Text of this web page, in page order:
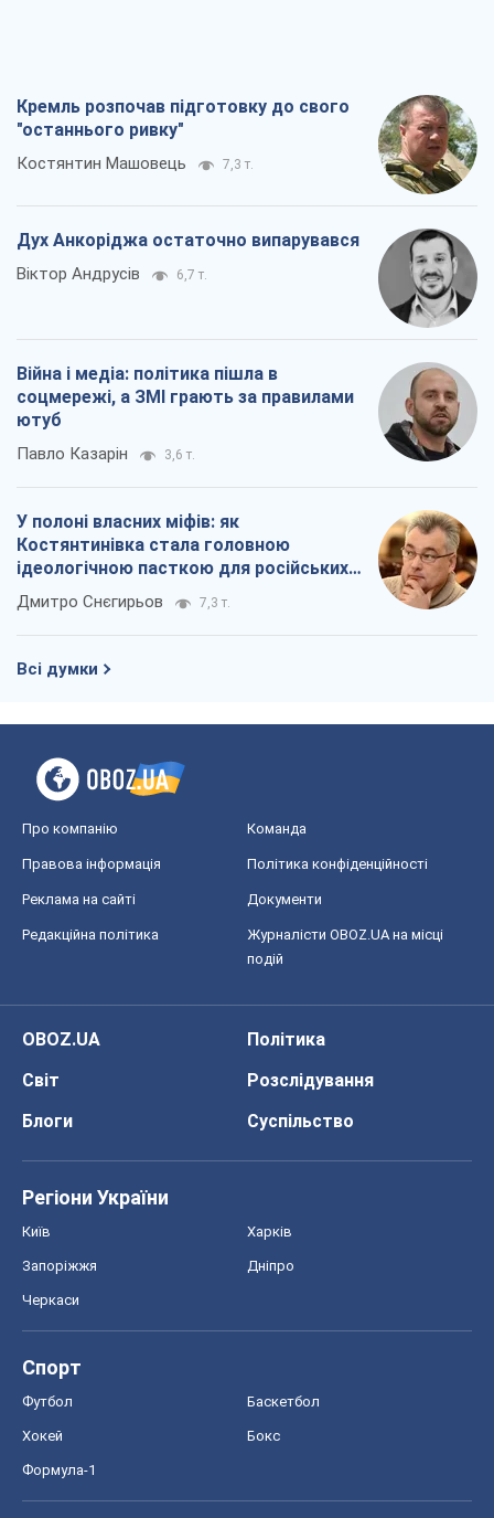
Кремль розпочав підготовку до свого
"останнього ривку"
Костянтин Машовець 7,3 т.
Дух Анкоріджа остаточно випарувався
Віктор Андрусів 6,7 т.
Війна і медіа: політика пішла в
соцмережі, а ЗМІ грають за правилами
ютуб
Павло Казарін 3,6 т.
У полоні власних міфів: як
Костянтинівка стала головною
ідеологічною пасткою для російських
окупантів
Дмитро Снєгирьов 7,3 т.
Всі думки
Про компанію Команда
Правова інформація Політика конфіденційності
Реклама на сайті Документи
Редакційна політика
Журналісти OBOZ.UA на місці
подій
OBOZ.UA
Політика
Світ
Розслідування
Блоги
Суспільство
Регіони України
Київ Харків
Запоріжжя Дніпро
Черкаси
Спорт
Футбол Баскетбол
Хокей Бокс
Формула-1